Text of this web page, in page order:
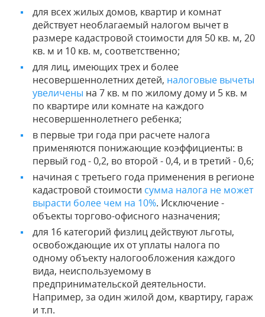
для всех жилых домов, квартир и комнат
действует необлагаемый налогом вычет в
размере кадастровой стоимости для 50 кв. м, 20
кв. м и 10 кв. м, соответственно;
для лиц, имеющих трех и более
несовершеннолетних детей, налоговые вычеты
увеличены на 7 кв. м по жилому дому и 5 кв. м
по квартире или комнате на каждого
несовершеннолетнего ребенка;
в первые три года при расчете налога
применяются понижающие коэффициенты: в
первый год - 0,2, во второй - 0,4, и в третий - 0,6;
начиная с третьего года применения в регионе
кадастровой стоимости сумма налога не может
вырасти более чем на 10%. Исключение -
объекты торгово-офисного назначения;
для 16 категорий физлиц действуют льготы,
освобождающие их от уплаты налога по
одному объекту налогообложения каждого
вида, неиспользуемому в
предпринимательской деятельности.
Например, за один жилой дом, квартиру, гараж
и т.п.